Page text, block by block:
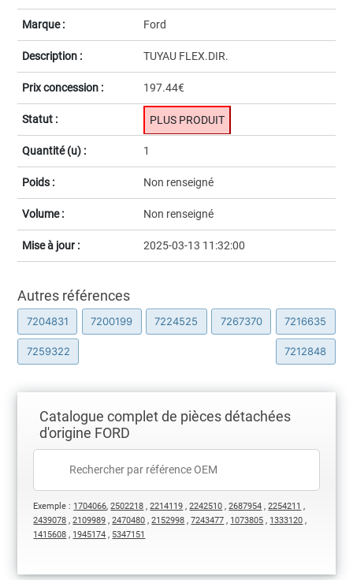
Marque : Ford
Description : TUYAU FLEX.DIR.
Prix concession : 197.44€
Statut : PLUS PRODUIT
Quantité (u) : 1
Poids : Non renseigné
Volume : Non renseigné
Mise à jour : 2025-03-13 11:32:00
Autres références
7204831 7200199 7224525 7267370 7216635
7259322 7212848
Catalogue complet de pièces détachées
d'origine FORD
Exemple : 1704066,2502218 ,2214119 ,2242510 ,2687954 ,2254211 ,
2439078 ,2109989 ,2470480 ,2152998 ,7243477 , 1073805 , 1333120 ,
1415608 , 1945174 , 5347151